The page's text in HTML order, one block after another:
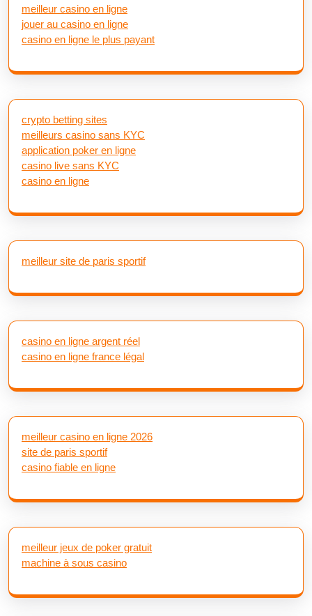
meilleur casino en ligne
jouer au casino en ligne
casino en ligne le plus payant
crypto betting sites
meilleurs casino sans KYC
application poker en ligne
casino live sans KYC
casino en ligne
meilleur site de paris sportif
casino en ligne argent réel
casino en ligne france légal
meilleur casino en ligne 2026
site de paris sportif
casino fiable en ligne
meilleur jeux de poker gratuit
machine à sous casino